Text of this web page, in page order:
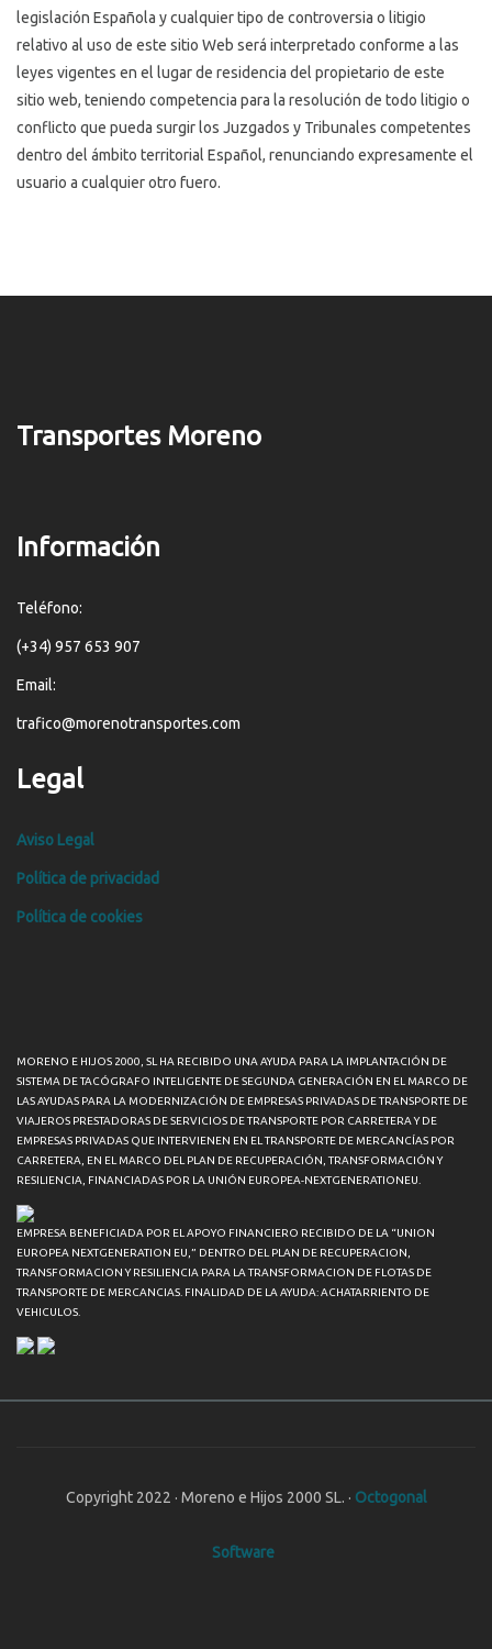
legislación Española y cualquier tipo de controversia o litigio
relativo al uso de este sitio Web será interpretado conforme a las
leyes vigentes en el lugar de residencia del propietario de este
sitio web, teniendo competencia para la resolución de todo litigio o
conflicto que pueda surgir los Juzgados y Tribunales competentes
dentro del ámbito territorial Español, renunciando expresamente el
usuario a cualquier otro fuero.
Transportes Moreno
Información
Teléfono:
(+34) 957 653 907
Email:
trafico@morenotransportes.com
Legal
Aviso Legal
Política de privacidad
Política de cookies
MORENO E HIJOS 2000, SL HA RECIBIDO UNA AYUDA PARA LA IMPLANTACIÓN DE
SISTEMA DE TACÓGRAFO INTELIGENTE DE SEGUNDA GENERACIÓN EN EL MARCO DE
LAS AYUDAS PARA LA MODERNIZACIÓN DE EMPRESAS PRIVADAS DE TRANSPORTE DE
VIAJEROS PRESTADORAS DE SERVICIOS DE TRANSPORTE POR CARRETERA Y DE
EMPRESAS PRIVADAS QUE INTERVIENEN EN EL TRANSPORTE DE MERCANCÍAS POR
CARRETERA, EN EL MARCO DEL PLAN DE RECUPERACIÓN, TRANSFORMACIÓN Y
RESILIENCIA, FINANCIADAS POR LA UNIÓN EUROPEA-NEXTGENERATIONEU.
EMPRESA BENEFICIADA POR EL APOYO FINANCIERO RECIBIDO DE LA “UNION
EUROPEA NEXTGENERATION EU,” DENTRO DEL PLAN DE RECUPERACION,
TRANSFORMACION Y RESILIENCIA PARA LA TRANSFORMACION DE FLOTAS DE
TRANSPORTE DE MERCANCIAS. FINALIDAD DE LA AYUDA: ACHATARRIENTO DE
VEHICULOS.
Copyright 2022 · Moreno e Hijos 2000 SL. · Octogonal
Software